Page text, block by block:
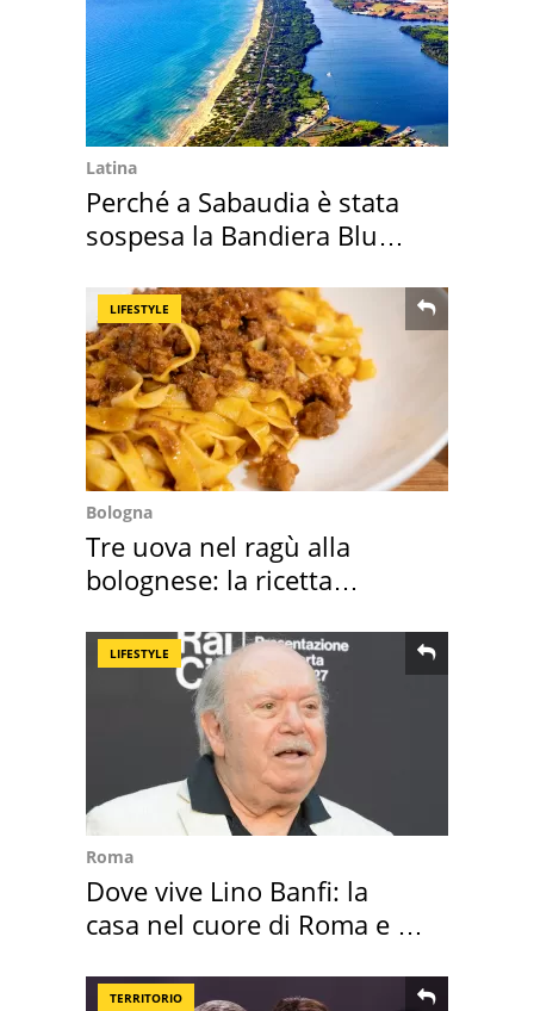
Latina
Perché a Sabaudia è stata
sospesa la Bandiera Blu
LIFESTYLE
Bologna
Tre uova nel ragù alla
bolognese: la ricetta
LIFESTYLE
Roma
Dove vive Lino Banfi: la
casa nel cuore di Roma e i
TERRITORIO